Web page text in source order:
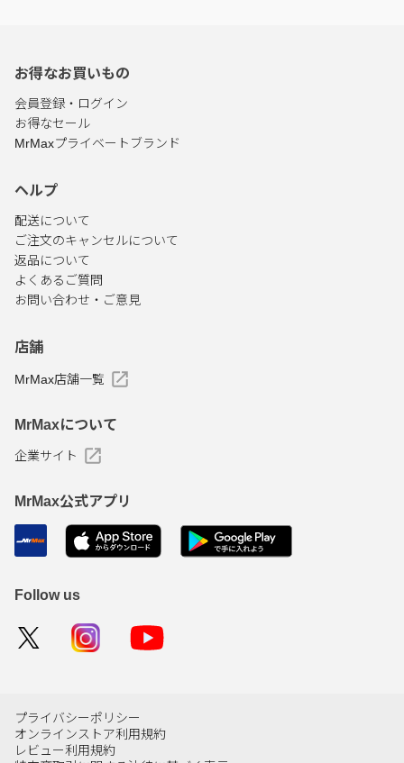
お得なお買いもの
会員登録・ログイン
お得なセール
MrMaxプライベートブランド
ヘルプ
配送について
ご注文のキャンセルについて
返品について
よくあるご質問
お問い合わせ・ご意見
店舗
MrMax店舗一覧
MrMaxについて
企業サイト
MrMax公式アプリ
Follow us
プライバシーポリシー
オンラインストア利用規約
レビュー利用規約